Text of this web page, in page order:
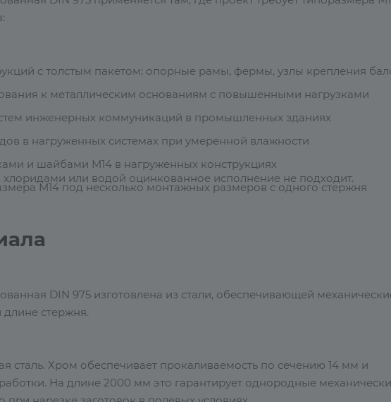
с толстым пакетом: опорные рамы, фермы, узлы крепления
к металлическим основаниям с повышенными нагрузками
инженерных коммуникаций в промышленных зданиях
в нагруженных системах при умеренной влажности
и шайбами М14 в нагруженных конструкциях
М14 под несколько монтажных размеров с одного стержня
хлоридами или водой оцинкованное исполнение не подходит.
DIN 975 изготовлена из стали, обеспечивающей
длине стержня.
сталь. Хром обеспечивает прокаливаемость по сечению 14 мм и
На длине 2000 мм это гарантирует однородные